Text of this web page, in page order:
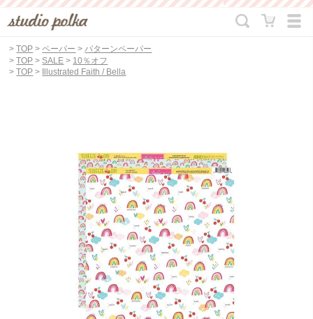
>TOP >ペーパー >パターンペーパー
>TOP > SALE > 10％オフ
>TOP > Illustrated Faith / Bella